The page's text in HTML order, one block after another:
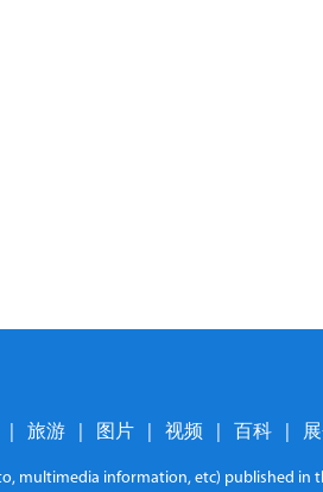
旅游 图片 视频 百科
multimedia information, etc) published